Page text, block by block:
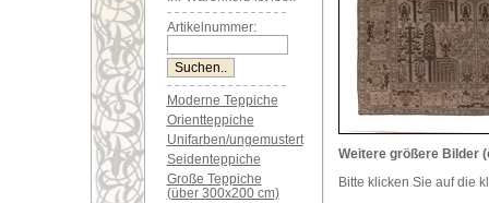
Artikelnummer:
Moderne Teppiche
Orientteppiche
Unifarben/ungemustert
Seidenteppiche
Große Teppiche
(über 300x200 cm)
Weitere größere Bilder
Bitte klicken Sie auf die